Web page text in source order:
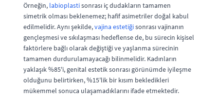
Örneğin, labioplastisonrası iç dudakların tamamen
simetrik olması beklenemez; hafif asimetriler doğal kabul
edilmelidir. Aynı şekilde,vajina estetiğisonrası vajinanın
gençleşmesi ve sıkılaşması hedeflense de, bu sürecin kişisel
faktörlere bağlı olarak değiştiği ve yaşlanma sürecinin
tamamen durdurulamayacağı bilinmelidir. Kadınların
yaklaşık %85'i, genital estetik sonrası görünümde iyileşme
olduğunu belirtirken, %15'lik bir kısım bekledikleri
mükemmel sonuca ulaşamadıklarını ifade etmektedir.